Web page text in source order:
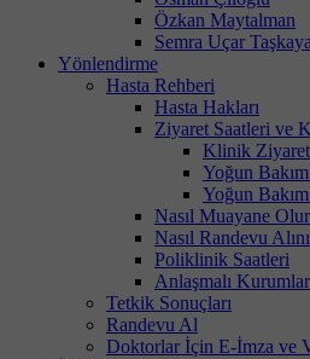
Özkan Maytalman
Semra Uçar Taşkaya
Yönlendirme
Hasta Rehberi
Hasta Hakları
Ziyaret Saatleri ve
Klinik Ziyaret
Yoğun
Yoğun
Nasıl Muayane
Nasıl Randevu
Poliklinik Saatleri
Anlaşmalı Kurumlar
Tetkik Sonuçları
Randevu Al
Doktorlar İçin E-İmza ve